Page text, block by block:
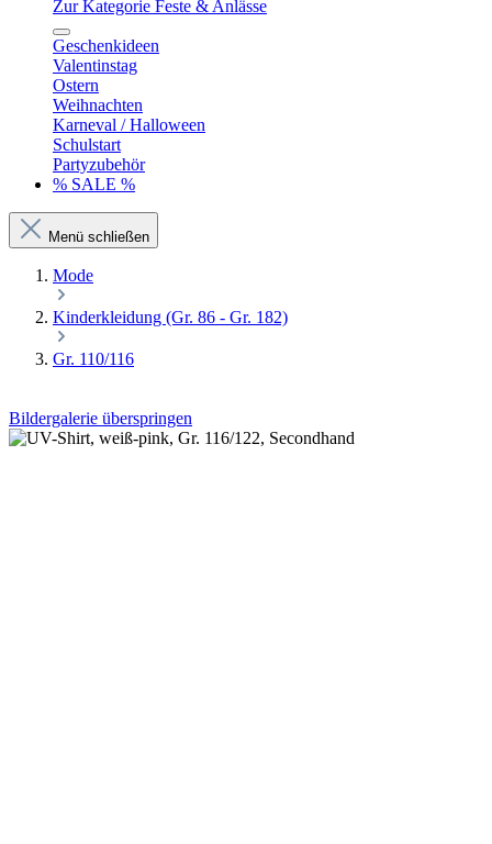
Zur Kategorie Feste & Anlässe
Geschenkideen
Valentinstag
Ostern
Weihnachten
Karneval / Halloween
Schulstart
Partyzubehör
% SALE %
Menü schließen
Mode
Kinderkleidung (Gr. 86 - Gr. 182)
Gr. 110/116
Bildergalerie überspringen